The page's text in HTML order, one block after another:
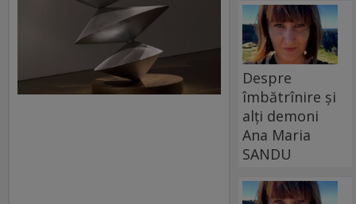
Despre
îmbătrînire și
alți demoni
Ana Maria
SANDU